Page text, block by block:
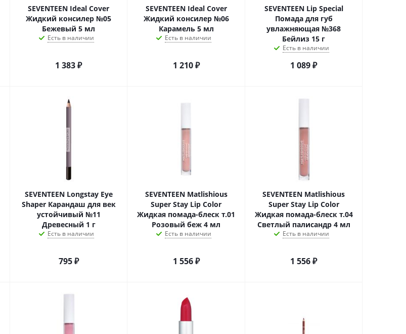
SEVENTEEN Ideal Cover
Жидкий консилер №05
Бежевый 5 мл
Есть в наличии
1 383₽
SEVENTEEN Ideal Cover
Жидкий консилер №06
Карамель 5 мл
Есть в наличии
1 210₽
SEVENTEEN Lip Special
Помада для губ
увлажняющая №368
Бейлиз 15 г
Есть в наличии
1 089₽
SEVENTEEN Longstay Eye
Shaper Карандаш для век
устойчивый №11
Древесный 1 г
Есть в наличии
795₽
SEVENTEEN Matlishious
Super Stay Lip Color
Жидкая помада-блеск т.01
Розовый беж 4 мл
Есть в наличии
1 556₽
SEVENTEEN Matlishious
Super Stay Lip Color
Жидкая помада-блеск т.04
Светлый палисандр 4 мл
Есть в наличии
1 556₽